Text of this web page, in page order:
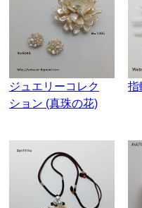
ジュエリーコレク
ション (真珠の花)